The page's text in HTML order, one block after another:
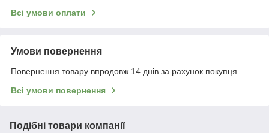
Всі умови оплати
Умови повернення
Повернення товару впродовж 14 днів за рахунок покупця
Всі умови повернення
Подібні товари компанії